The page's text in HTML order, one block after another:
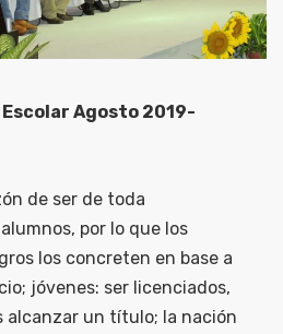
Agosto 2019-
de ser de toda
por lo que los
los concreten en base a
jóvenes: ser licenciados,
alcanzar un título; la nación